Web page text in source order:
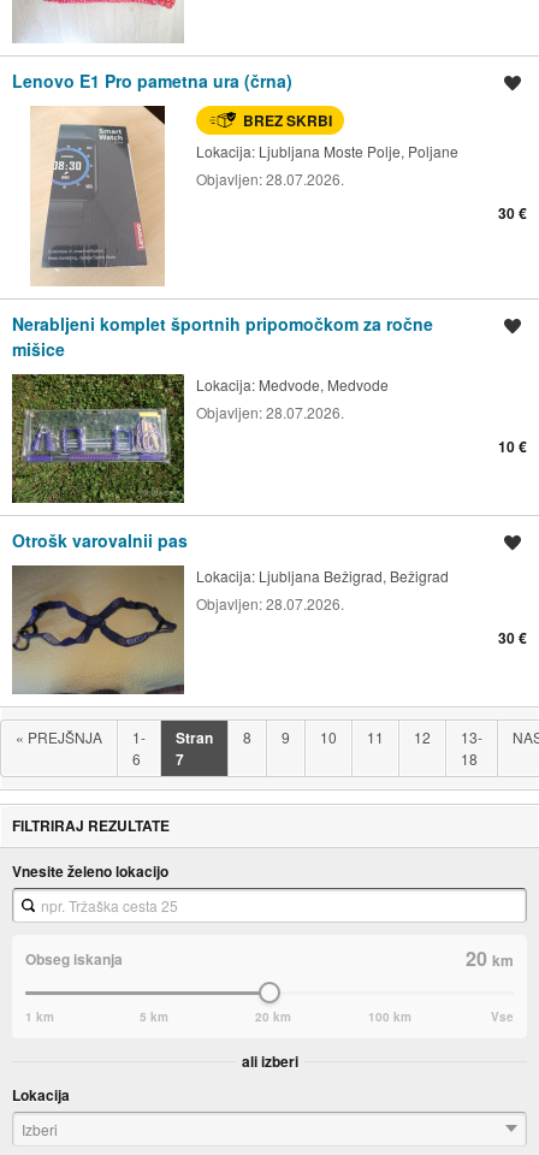
Lenovo E1 Pro pametna ura (črna)
BREZ SKRBI
Lokacija: Ljubljana Moste Polje, Poljane
Objavljen:28.07.2026.
30 €
Nerabljeni komplet športnih pripomočkom za ročne
mišice
Lokacija: Medvode, Medvode
Objavljen:28.07.2026.
10 €
Otrošk varovalnii pas
Lokacija: Ljubljana Bežigrad, Bežigrad
Objavljen:28.07.2026.
30 €
« PREJŠNJA
1-
6
Stran
7
8 9 10 11 12
13-
18
FILTRIRAJ REZULTATE
Vnesite želeno lokacijo
Obseg iskanja 20km
1 km 5 km 20 km 100 km Vse
ali izberi
Lokacija
Izberi